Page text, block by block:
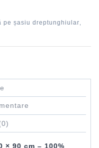
pe șasiu dreptunghiular
× 90 cm – 100%